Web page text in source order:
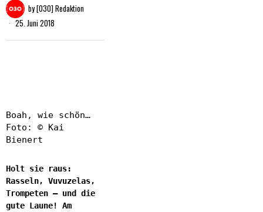
by[030] Redaktion
25. Juni 2018
Boah, wie schön…
Foto: © Kai
Bienert
Holt sie raus:
Rasseln, Vuvuzelas,
Trompeten – und die
gute Laune! Am